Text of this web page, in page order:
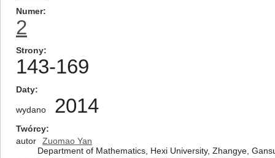
Numer
2
Strony
143-169
Daty
wydano 2014
Twórcy
autor
Zuomao Yan
Department of Mathematics, Hexi University, Zhangye,